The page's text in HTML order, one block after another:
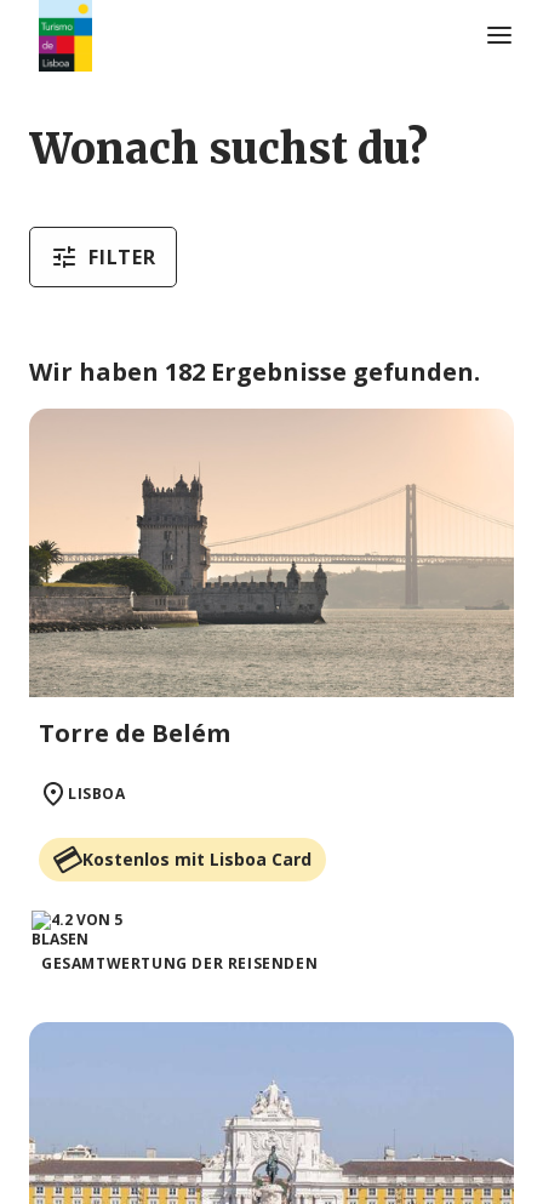
Wonach suchst du?
FILTER
Wir haben 182 Ergebnisse gefunden.
Torre de Belém
LISBOA
Kostenlos mit Lisboa Card
GESAMTWERTUNG DER REISENDEN